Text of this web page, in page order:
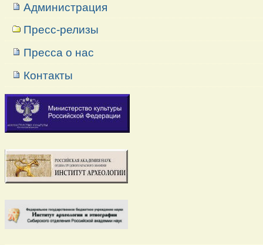
Администрация
Пресс-релизы
Пресса о нас
Контакты